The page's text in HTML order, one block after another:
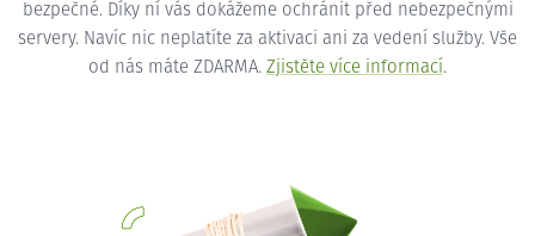
bezpečné. Díky ní vás dokážeme ochránit před nebezpečnými
servery. Navíc nic neplatíte za aktivaci ani za vedení služby. Vše
od nás máte ZDARMA. Zjistěte více informací.